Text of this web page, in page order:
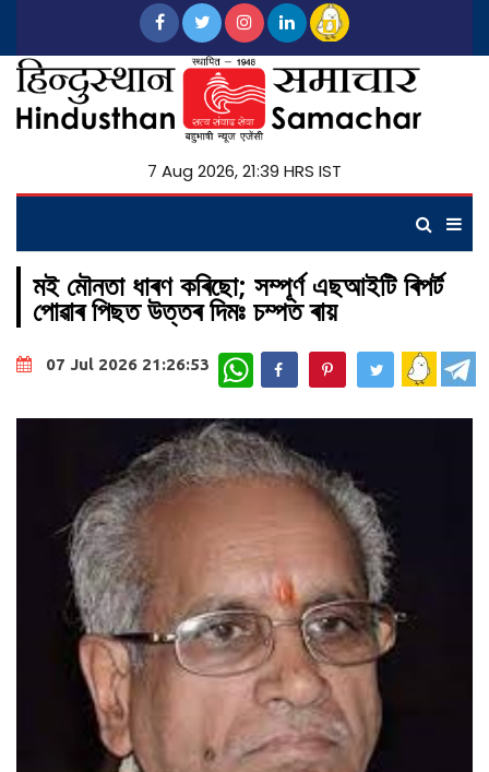
7 Aug 2026, 21:39 HRS IST
মই মৌনতা ধাৰণ কৰিছো; সম্পূৰ্ণ এছআইটি ৰিপৰ্ট
পোৱাৰ পিছত উত্তৰ দিমঃ চম্পত ৰায়
07 Jul 2026 21:26:53 WhatsApp